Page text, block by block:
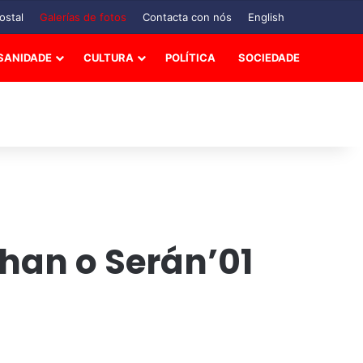
Galerías de fotos Contacta con nós English
CULTURA POLÍTICA SOCIEDADE
o Serán’01